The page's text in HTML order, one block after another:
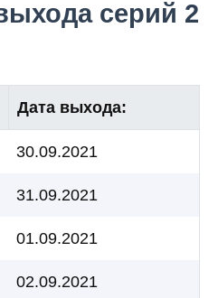
серий 2
Дата выхода:
30.09.2021
31.09.2021
01.09.2021
02.09.2021